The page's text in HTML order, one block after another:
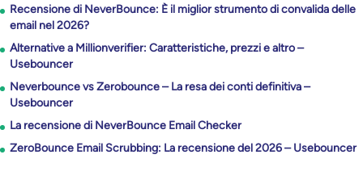
Recensione di NeverBounce: È il miglior strumento di convalida delle
email nel 2026?
Alternative a Millionverifier: Caratteristiche, prezzi e altro –
Usebouncer
Neverbounce vs Zerobounce – La resa dei conti definitiva –
Usebouncer
La recensione di NeverBounce Email Checker
ZeroBounce Email Scrubbing: La recensione del 2026 – Usebouncer